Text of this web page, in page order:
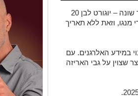
לדברי החברה, בכמות קטנה של גביעים נארז בטעות מוצר שונה – יוגורט לבן 20
מנגו, וזאת ללא תאריך
במידע האלרגנים. עם
שצוין על גבי האריזה